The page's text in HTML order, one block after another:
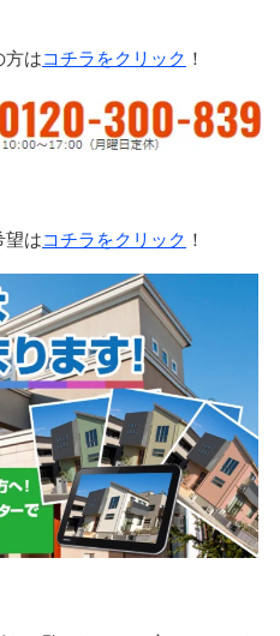
方はコチラをクリック ！
望はコチラをクリック ！